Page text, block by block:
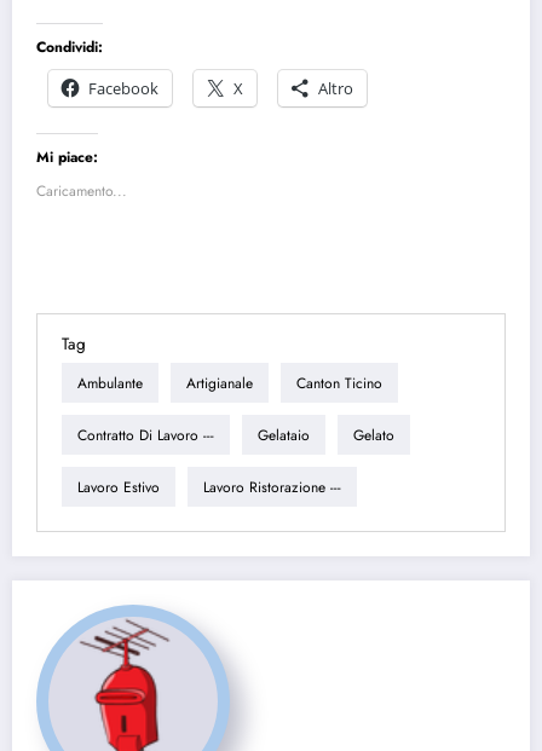
Condividi:
Facebook
X Altro
Mi piace:
Caricamento...
Tag
Ambulante Artigianale Canton Ticino
Contratto Di Lavoro --- Gelataio Gelato
Lavoro Estivo Lavoro Ristorazione ---